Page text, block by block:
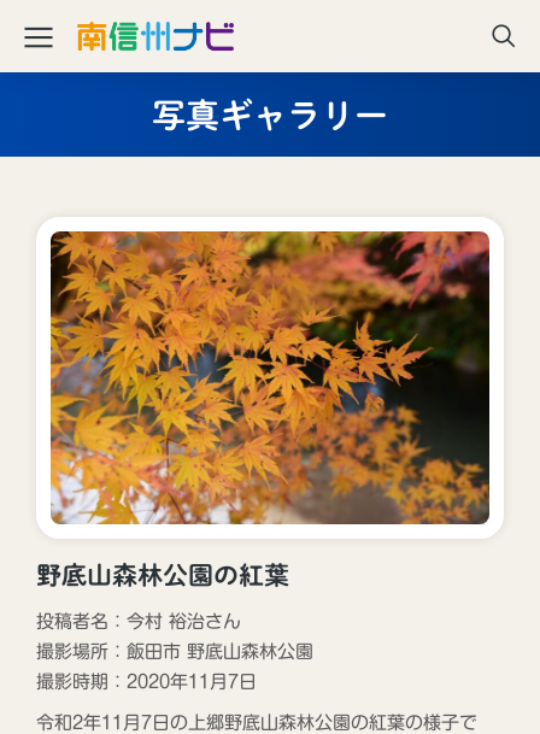
写真ギャラリー
野底山森林公園の紅葉
投稿者名：今村 裕治さん
撮影場所： 飯田市 野底山森林公園
撮影時期：2020年11月7日
令和2年11月7日の上郷野底山森林公園の紅葉の様子で